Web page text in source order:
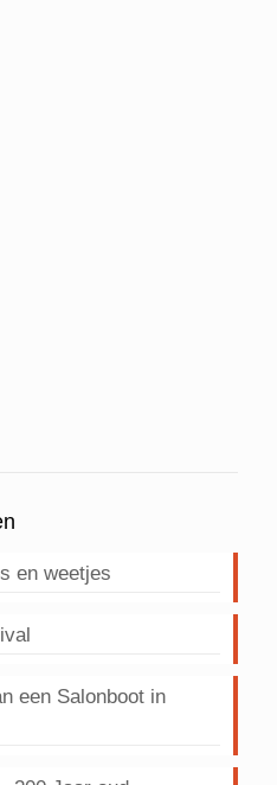
en weetjes
een Salonboot in